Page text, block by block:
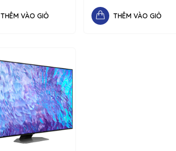
THÊM VÀO GIỎ THÊM VÀO GIỎ